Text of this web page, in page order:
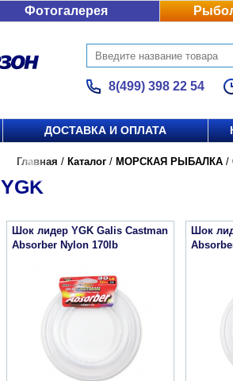
Фотогалерея
8(499) 398 22 54
ДОСТАВКА И ОПЛАТА
Главная / Каталог / МОРСКАЯ РЫБАЛКА /
YGK
Шок лидер YGK Galis Castman
Absorber Nylon 170lb
Шок